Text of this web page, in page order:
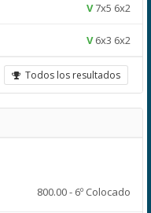
V7x5 6x2
V6x3 6x2
Todos los resultados
800.00 - 6º Colocado